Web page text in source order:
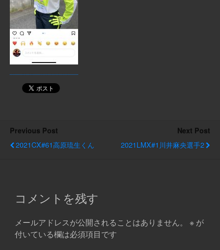
Previous Post
2021CX#61高原琉生くん
Next Post
2021LMX#1川井麻央選手2
コメントを残す
メールアドレスが公開されることはありません。 ※ が
付いている欄は必須項目です